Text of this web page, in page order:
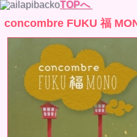
TOPへ
concombre FUKU 福